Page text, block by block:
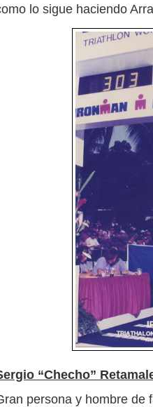
lo sigue haciendo
“Checho”
persona y hombre de